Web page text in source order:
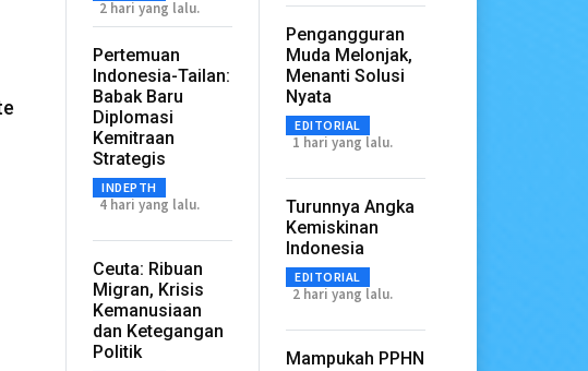
2 hari yang lalu.
Pertemuan
Indonesia-Tailan:
Babak Baru
Diplomasi
Kemitraan
Strategis
INDEPTH
4 hari yang lalu.
Ceuta: Ribuan
Migran, Krisis
Kemanusiaan
dan Ketegangan
Politik
Pengangguran
Muda Melonjak,
Menanti Solusi
Nyata
EDITORIAL
1 hari yang lalu.
Turunnya Angka
Kemiskinan
Indonesia
EDITORIAL
2 hari yang lalu.
Mampukah PPHN